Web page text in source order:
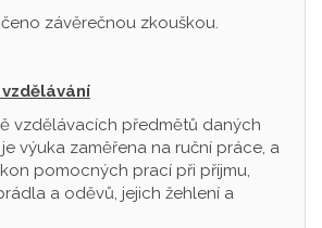
závěrečnou zkouškou.
vzdělávacích předmětů daných
výuka zaměřena na ruční práce, a
pomocných prací při příjmu,
a oděvů, jejich žehlení a